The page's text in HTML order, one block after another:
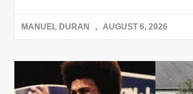
MANUEL DURAN AUGUST 6, 2026